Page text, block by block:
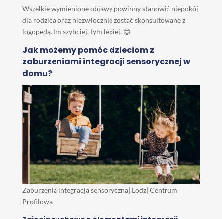
Wszelkie wymienione objawy powinny stanowić niepokój
dla rodzica oraz niezwłocznie zostać skonsultowane z
logopedą. Im szybciej, tym lepiej. 😊
Jak możemy pomóc dzieciom z
zaburzeniami integracji sensorycznej w
domu?
Zaburzenia integracja sensoryczna| Lodz| Centrum
Profilowa